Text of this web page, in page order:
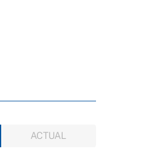
ACTUAL